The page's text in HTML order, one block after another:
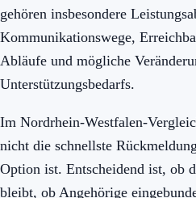
gehören insbesondere
Kommunikationswege,
Abläufe und mögliche
Unterstützungsbedarfs.
Im Nordrhein-Westfalen-
nicht die schnellste
Option ist. Entscheidend ist, ob
bleibt, ob Angehörige